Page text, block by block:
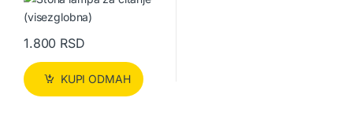
1.800 RSD
KUPI ODMAH